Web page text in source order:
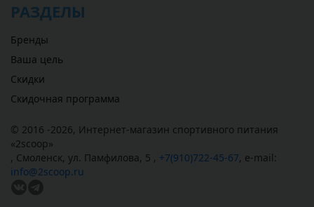
РАЗДЕЛЫ
Бренды
Ваша цель
Скидки
Скидочная программа
© 2016 -2026, Интернет-магазин спортивного питания
«2scoop»
, Смоленск, ул. Памфилова, 5 , +7(910)722-45-67, e-mail:
info@2scoop.ru